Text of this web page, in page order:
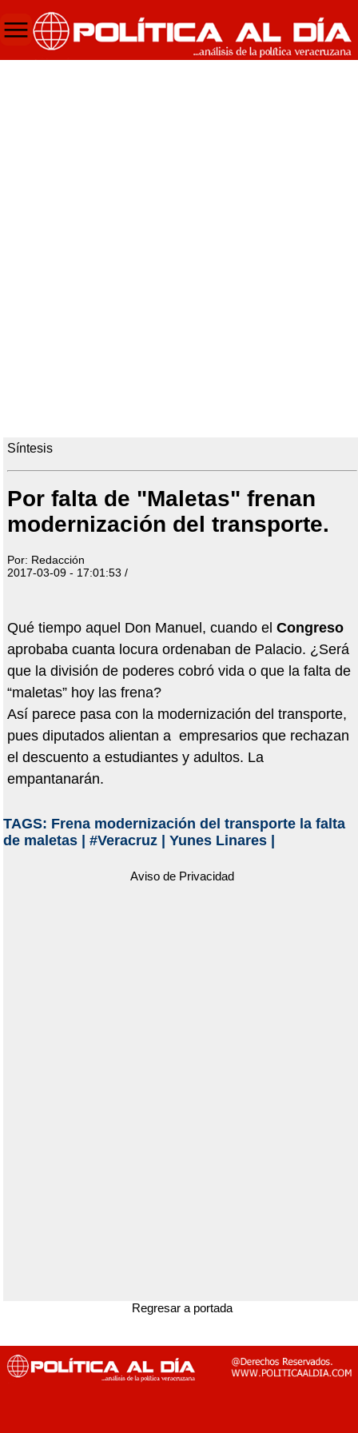
Síntesis
Por falta de "Maletas" frenan
modernización del transporte.
Por: Redacción
2017-03-09 - 17:01:53 /
Qué tiempo aquel Don Manuel, cuando el Congreso
aprobaba cuanta locura ordenaban de Palacio. ¿Será
que la división de poderes cobró vida o que la falta de
“maletas” hoy las frena?
Así parece pasa con la modernización del transporte,
pues diputados alientan a empresarios que rechazan
el descuento a estudiantes y adultos. La
empantanarán.
TAGS: Frena modernización del transporte la falta
de maletas| #Veracruz| Yunes Linares|
Aviso de Privacidad
Regresar a portada